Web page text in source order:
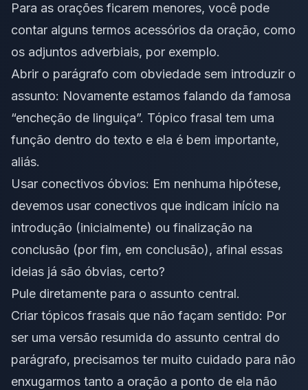
Para as orações ficarem menores, você pode
contar alguns termos acessórios da oração, como
os adjuntos adverbiais, por exemplo.
Abrir o parágrafo com obviedade sem introduzir o
assunto: Novamente estamos falando da famosa
“encheção de linguiça”. Tópico frasal tem uma
função dentro do texto e ela é bem importante,
aliás.
Usar conectivos óbvios: Em nenhuma hipótese,
devemos usar conectivos que indicam início na
introdução (inicialmente) ou finalização na
conclusão (por fim, em conclusão), afinal essas
ideias já são óbvias, certo?
Pule diretamente para o assunto central.
Criar tópicos frasais que não façam sentido: Por
ser uma versão resumida do assunto central do
parágrafo, precisamos ter muito cuidado para não
enxugarmos tanto a oração a ponto de ela não